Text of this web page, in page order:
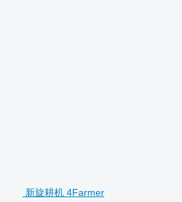
新旋耕机 4Farmer